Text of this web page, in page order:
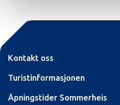
Kontakt oss
Turistinformasjonen
Åpningstider Sommerheis